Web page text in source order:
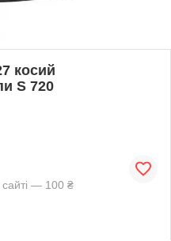
косий
S 720
— 100 ₴